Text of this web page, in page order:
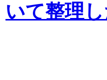
いて整理